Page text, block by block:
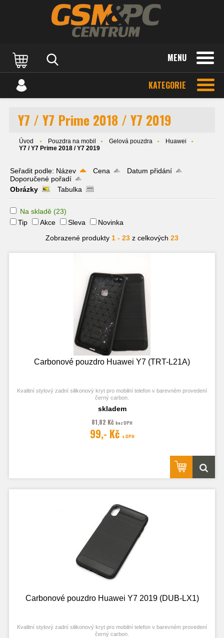
MENU
KATEGORIE
Y7 / Y7 Prime 2018 / Y7 2019
Úvod Pouzdra na mobil Gelová pouzdra
Huawei
Y7 / Y7 Prime 2018 / Y7 2019
Seřadit podle: Název Cena
Datum přidání
Doporučené pořadí
Obrázky
Tabulka
Na skladě (23)
Tip
Akce Sleva
Novinka
Zobrazené produkty 1 - 23 z celkových 23
Carbonové pouzdro Huawei Y7 (TRT-L21A)
Kvalitní stylový zadní silikonový kryt pro mobilní telefon v barevném provedení
černý carbon.
skladem
81,82 Kč bez DPH
99,- Kč s DPH
Carbonové pouzdro Huawei Y7 2019 (DUB-LX1)
Kvalitní stylový zadní silikonový kryt pro mobilní telefon v barevném provedení
černý carbon.